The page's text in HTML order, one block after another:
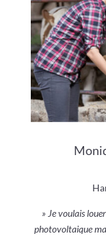
» Je voulais
photovoltaique